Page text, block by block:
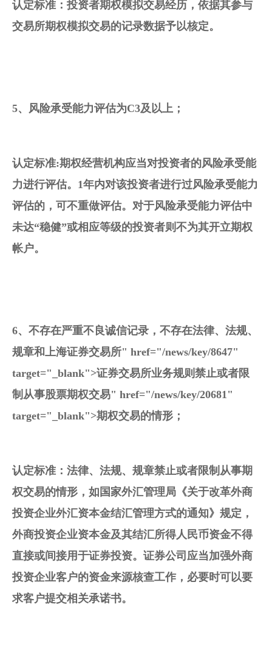
认定标准：投资者期权模拟交易经历，依据其参与
交易所期权模拟交易的记录数据予以核定。
5、风险承受能力评估为C3及以上；
认定标准:期权经营机构应当对投资者的风险承受能
力进行评估。1年内对该投资者进行过风险承受能力
评估的，可不重做评估。对于风险承受能力评估中
未达“稳健”或相应等级的投资者则不为其开立期权
帐户。
6、不存在严重不良诚信记录，不存在法律、法规、
规章和上海证券交易所" href="/news/key/8647"
target="_blank">证券交易所业务规则禁止或者限
制从事股票期权交易" href="/news/key/20681"
target="_blank">期权交易的情形；
认定标准：法律、法规、规章禁止或者限制从事期
权交易的情形，如国家外汇管理局《关于改革外商
投资企业外汇资本金结汇管理方式的通知》规定，
外商投资企业资本金及其结汇所得人民币资金不得
直接或间接用于证券投资。证券公司应当加强外商
投资企业客户的资金来源核查工作，必要时可以要
求客户提交相关承诺书。